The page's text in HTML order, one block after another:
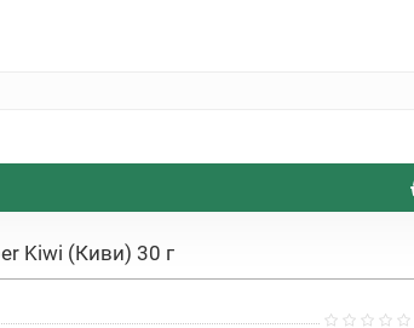
Kiwi (Киви) 30 г